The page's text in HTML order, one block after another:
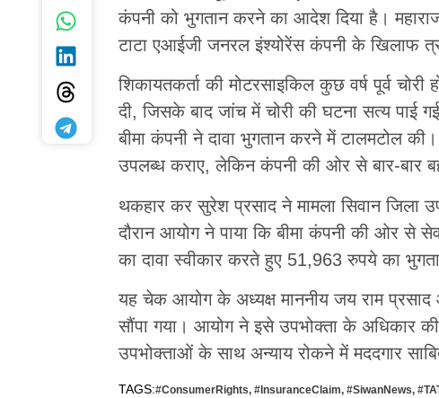
कंपनी को भुगतान करने का आदेश दिया है।
टाटा एआईजी जनरल इंश्योरेंस कंपनी के खिलाफ
शिकायतकर्ता की मोटरसाइकिल कुछ वर्ष पूर्व
दी, जिसके बाद जांच में चोरी की घटना सत्य पाई
बीमा कंपनी ने दावा भुगतान करने में टालमटोल
उपलब्ध कराए, लेकिन कंपनी की ओर से बार-बार
थकहार कर सुरेश प्रसाद ने मामला सिवान जिला
दौरान आयोग ने पाया कि बीमा कंपनी की ओर से
का दावा स्वीकार करते हुए 51,963 रुपये का
यह चेक आयोग के अध्यक्ष माननीय जय राम प्रसाद
सौंपा गया। आयोग ने इसे उपभोक्ता के अधिकार की
उपभोक्ताओं के साथ अन्याय रोकने में मददगार
TAGS:#ConsumerRights, #InsuranceClaim, #SiwanNews,